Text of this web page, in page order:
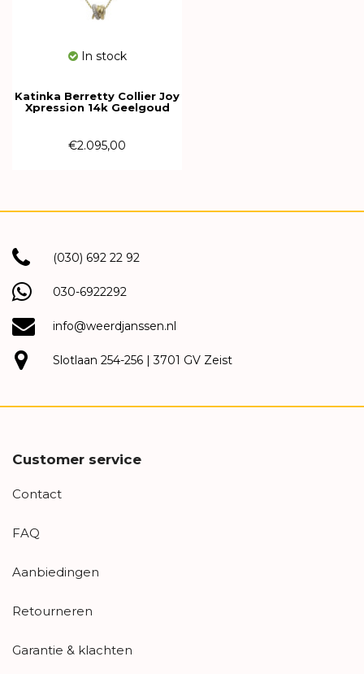
In stock
Katinka Berretty Collier Joy
Xpression 14k Geelgoud
€2.095,00
(030) 692 22 92
030-6922292
info@weerdjanssen.nl
Slotlaan 254-256 | 3701 GV Zeist
Customer service
Contact
FAQ
Aanbiedingen
Retourneren
Garantie & klachten